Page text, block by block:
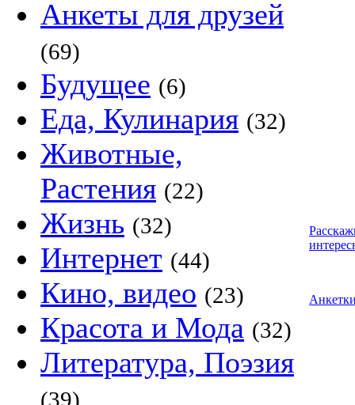
Анкеты для друзей
(69)
Будущее (6)
Еда, Кулинария (32)
Животные,
Растения (22)
Жизнь (32)
Интернет (44)
Кино, видео (23)
Красота и Мода (32)
Литература, Поэзия
(39)